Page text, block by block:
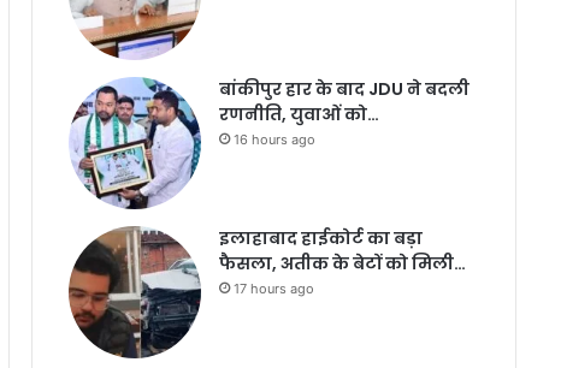
बांकीपुर हार के बाद JDU ने बदली
रणनीति, युवाओं को…
16 hours ago
इलाहाबाद हाईकोर्ट का बड़ा
फैसला, अतीक के बेटों को मिली…
17 hours ago